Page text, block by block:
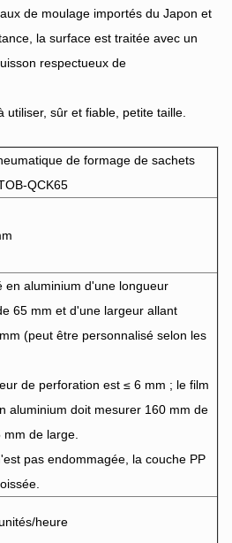
de moulage importés du Japon et
la surface est traitée avec un
respectueux de
utiliser, sûr et fiable, petite taille.
de formage de sachets
QCK65
en aluminium d'une longueur
65 mm et d'une largeur allant
(peut être personnalisé selon les
de perforation est ≤ 6 mm ; le film
aluminium doit mesurer 160 mm de
mm de large.
pas endommagée, la couche PP
heure